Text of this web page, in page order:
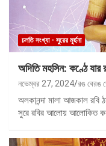
চলতি সংখ্যা - সুরের মূর্ছনা
অদিতি মহসিন: কণ্ঠে
নভেম্বর 27, 2024 রঙ বেরঙ
অলকানন্দা মালা আজকাল রবি
সুরে রবির আলোয় আলোকিত